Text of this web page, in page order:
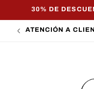
Skip to30% DE
ATENCIÓN A